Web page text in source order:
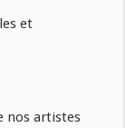
et
nos artistes